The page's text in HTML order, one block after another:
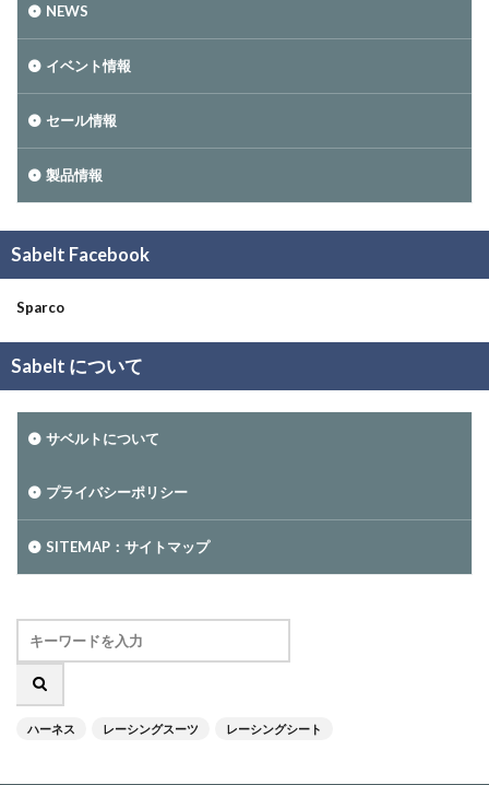
NEWS
イベント情報
セール情報
製品情報
Sabelt Facebook
Sparco
Sabelt について
サベルトについて
プライバシーポリシー
SITEMAP：サイトマップ
ハーネス レーシングスーツ レーシングシート